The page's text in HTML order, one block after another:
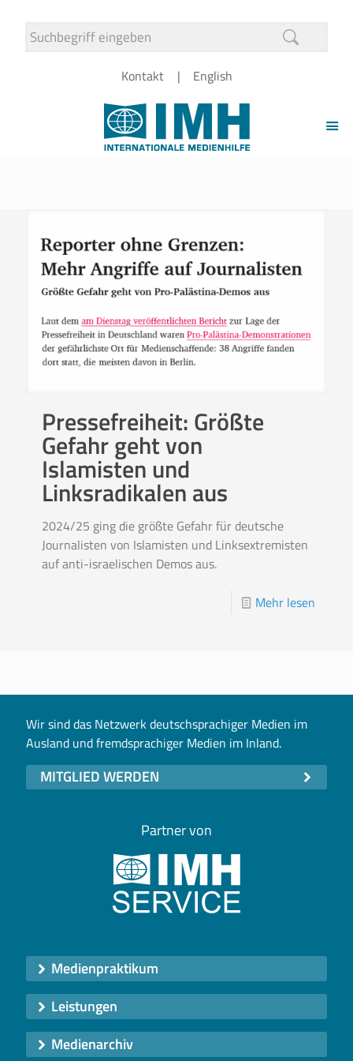
Kontakt English
Pressefreiheit: Größte
Gefahr geht von
Islamisten und
Linksradikalen aus
2024/25 ging die größte Gefahr für deutsche
Journalisten von Islamisten und Linksextremisten
auf anti-israelischen Demos aus.
Mehr lesen
Wir sind das Netzwerk deutschsprachiger Medien im
Ausland und fremdsprachiger Medien im Inland.
MITGLIED WERDEN
Partner von
Medienpraktikum
Leistungen
Medienarchiv